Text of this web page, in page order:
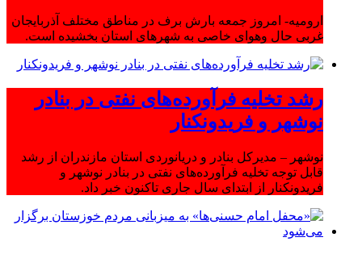
ارومیه- امروز جمعه بارش برف در مناطق مختلف آذربایجان
غربی حال وهوای خاصی به شهرهای استان بخشیده است.
رشد تخلیه فرآورده‌های نفتی در بنادر
نوشهر و فریدونکنار
نوشهر – مدیرکل بنادر و دریانوردی استان مازندران از رشد
قابل توجه تخلیه فرآورده‌های نفتی در بنادر نوشهر و
فریدونکنار از ابتدای سال جاری تاکنون خبر داد.